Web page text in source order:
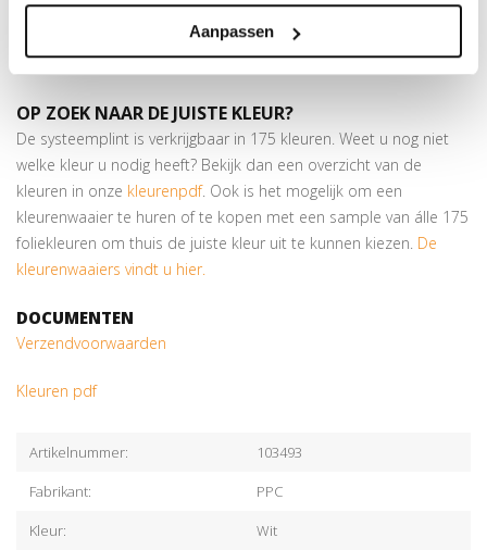
Aanpassen
Let op:houd rekening met +/- 5% snijverlies tijdens montage
OP ZOEK NAAR DE JUISTE KLEUR?
De systeemplint is verkrijgbaar in 175 kleuren. Weet u nog niet
welke kleur u nodig heeft? Bekijk dan een overzicht van de
kleuren in onze kleurenpdf. Ook is het mogelijk om een
kleurenwaaier te huren of te kopen met een sample van álle 175
foliekleuren om thuis de juiste kleur uit te kunnen kiezen. De
kleurenwaaiers vindt u hier.
DOCUMENTEN
Verzendvoorwaarden
Kleuren pdf
Artikelnummer:
103493
Fabrikant:
PPC
Kleur:
Wit